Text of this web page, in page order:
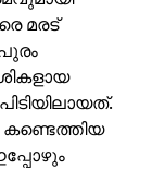
ആവശ്യമാണ്.
മരട്